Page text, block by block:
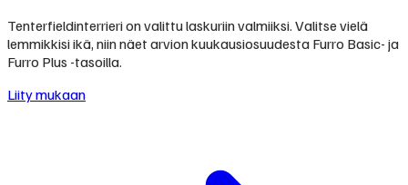
Tenterfieldinterrieri on valittu laskuriin valmiiksi. Valitse vielä
lemmikkisi ikä, niin näet arvion kuukausiosuudesta Furro Basic- ja
Furro Plus -tasoilla.
Liity mukaan